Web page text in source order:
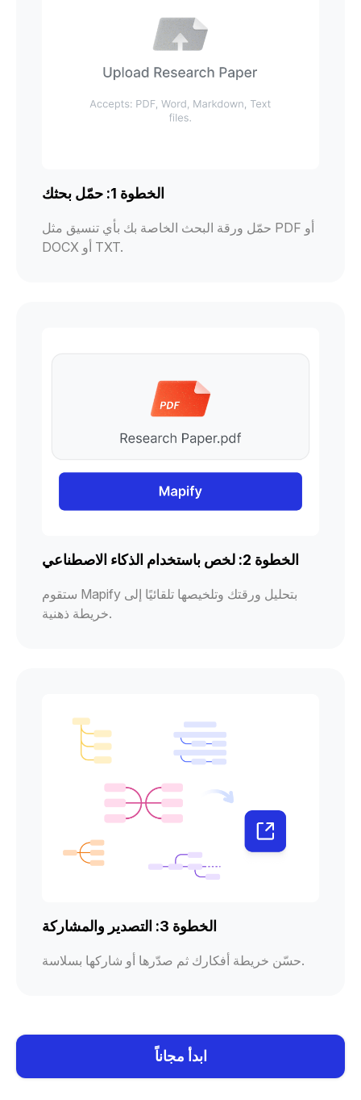
الخطوة 1: حمّل بحثك
حمّل ورقة البحث الخاصة بك بأي تنسيق مثل PDF أو
DOCX أو TXT.
الخطوة 2: لخص باستخدام الذكاء الاصطناعي
ستقوم Mapify بتحليل ورقتك وتلخيصها تلقائيًا إلى
خريطة ذهنية.
الخطوة 3: التصدير والمشاركة
حسّن خريطة أفكارك ثم صدّرها أو شاركها بسلاسة.
ابدأ مجاناً